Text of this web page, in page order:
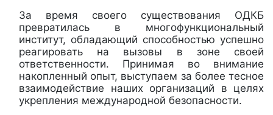
За время своего существования ОДКБ
превратилась в многофункциональный
институт, обладающий способностью успешно
реагировать на вызовы в зоне своей
ответственности. Принимая во внимание
накопленный опыт, выступаем за более тесное
взаимодействие наших организаций в целях
укрепления международной безопасности.